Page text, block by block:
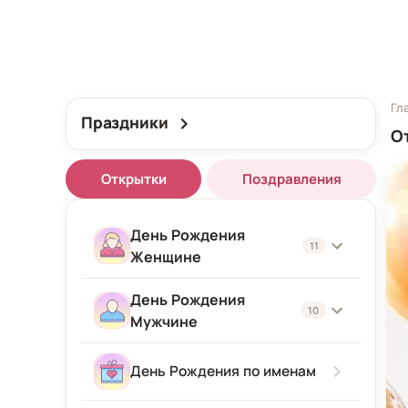
Праздники
Открытки Поздравления
День Рождения
Женщине
11
Женщине
Подруге
Девушке
День Рождения
Мужчине
10
Мужчине
День Рождения по именам